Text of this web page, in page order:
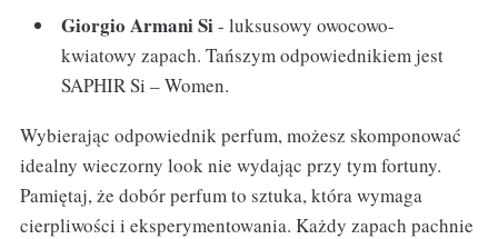
Giorgio Armani Si- luksusowy owocowo-
kwiatowy zapach. Tańszym odpowiednikiem jest
SAPHIR Si – Women.
Wybierając odpowiednik perfum, możesz skomponować
idealny wieczorny look nie wydając przy tym fortuny.
Pamiętaj, że dobór perfum to sztuka, która wymaga
cierpliwości i eksperymentowania. Każdy zapach pachnie